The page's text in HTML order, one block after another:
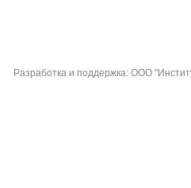
Разработка и поддержка: ООО